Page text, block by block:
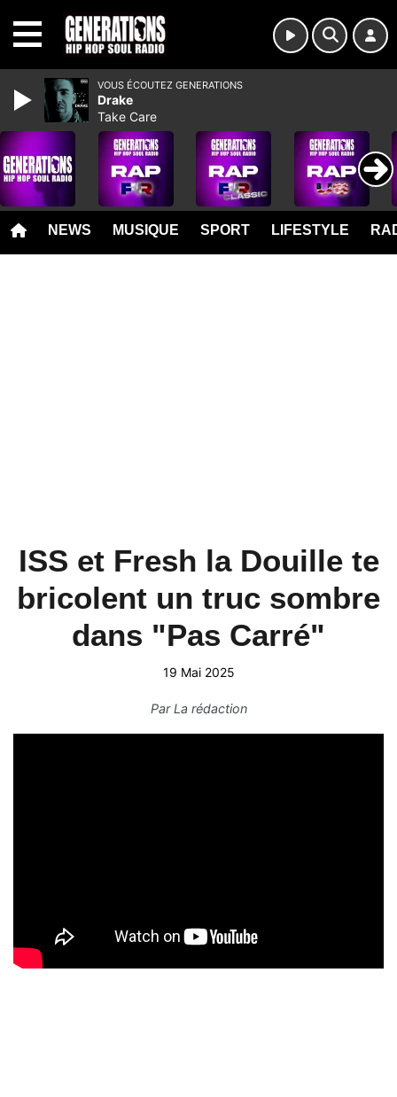
NEWS MUSIQUE SPORT LIFESTYLE
ISS et Fresh la Douille te
bricolent un truc sombre
dans "Pas Carré"
19 Mai 2025
ParLa rédaction
VOUS ÉCOUTEZ GENERATIONS
Drake
Take Care